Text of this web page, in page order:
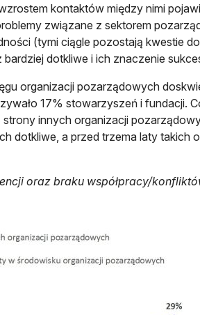
kontaktów między nimi
związane z sektorem
(tymi ciągle pozostają kwestie
dotkliwe i ich znaczenie
organizacji pozarządowych
17% stowarzyszeń i fundacji.
innych organizacji
dotkliwe, a przed trzema laty takich
oraz braku współpracy/